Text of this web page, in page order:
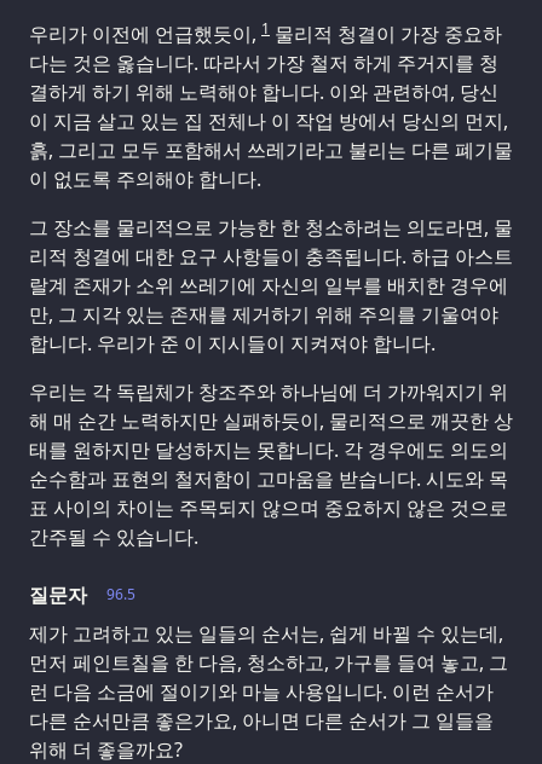
우리가 이전에 언급했듯이, 1 물리적 청결이 가장 중요하
다는 것은 옳습니다. 따라서 가장 철저 하게 주거지를 청
결하게 하기 위해 노력해야 합니다. 이와 관련하여, 당신
이 지금 살고 있는 집 전체나 이 작업 방에서 당신의 먼지,
흙, 그리고 모두 포함해서 쓰레기라고 불리는 다른 폐기물
이 없도록 주의해야 합니다.
그 장소를 물리적으로 가능한 한 청소하려는 의도라면, 물
리적 청결에 대한 요구 사항들이 충족됩니다. 하급 아스트
랄계 존재가 소위 쓰레기에 자신의 일부를 배치한 경우에
만, 그 지각 있는 존재를 제거하기 위해 주의를 기울여야
합니다. 우리가 준 이 지시들이 지켜져야 합니다.
우리는 각 독립체가 창조주와 하나님에 더 가까워지기 위
해 매 순간 노력하지만 실패하듯이, 물리적으로 깨끗한 상
태를 원하지만 달성하지는 못합니다. 각 경우에도 의도의
순수함과 표현의 철저함이 고마움을 받습니다. 시도와 목
표 사이의 차이는 주목되지 않으며 중요하지 않은 것으로
간주될 수 있습니다.
96.5
질문자
제가 고려하고 있는 일들의 순서는, 쉽게 바뀔 수 있는데,
먼저 페인트칠을 한 다음, 청소하고, 가구를 들여 놓고, 그
런 다음 소금에 절이기와 마늘 사용입니다. 이런 순서가
다른 순서만큼 좋은가요, 아니면 다른 순서가 그 일들을
위해 더 좋을까요?